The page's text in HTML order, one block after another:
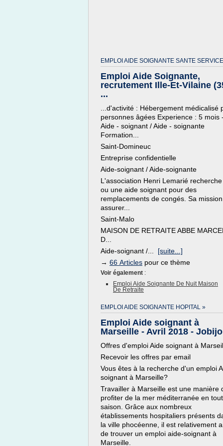
EMPLOI AIDE SOIGNANTE SANTE
Emploi Aide Soignante,
recrutement Ille-Et-Vilaine
...
...d'activité : Hébergement médicalisé
personnes âgées Experience : 5 mois
Aide - soignant / Aide - soignante
Formation...
Saint-Domineuc
Entreprise confidentielle
Aide-soignant / Aide-soignante
L'association Henri Lemarié
ou une aide soignant pour des
remplacements de congés. Sa
assurer...
Saint-Malo
MAISON DE RETRAITE ABBE
D...
Aide-soignant /... [suite...]
→ 66 Articles pour ce thème
Voir également :
Emploi Aide Soignante De Nuit Maison
De Retraite
EMPLOI AIDE SOIGNANTE HOPITAL »
Emploi Aide soignant à
Marseille - Avril 2018 -
Offres d'emploi Aide soignant à
Recevoir les offres par email
Vous êtes à la recherche d'un emploi
soignant à Marseille?
Travailler à Marseille est une manière
profiter de la mer méditerranée en
saison. Grâce aux nombreux
établissements hospitaliers présents
la ville phocéenne, il est relativement
de trouver un emploi aide-soignant à
Marseille.